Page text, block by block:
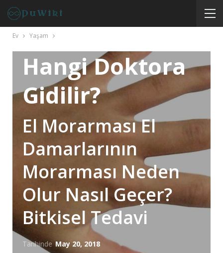
Ev Yaşam
Neden Olur, El
Morarması İçin
Hangi Doktora
Gidilir?
El Morarması El
Damarlarının
Morarması Neden
Olur Nasıl Geçer?
Bitkisel Tedavi
TarihindeMay 20, 2018